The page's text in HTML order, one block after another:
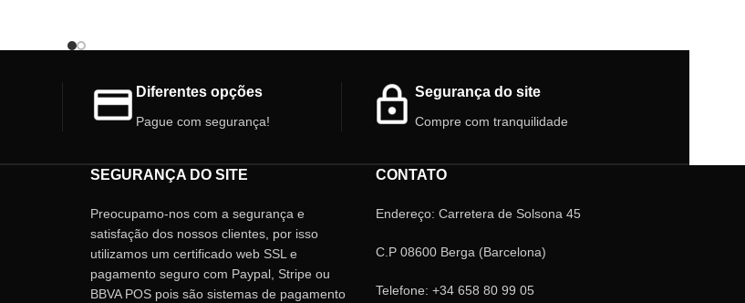
Diferentes opções
Pague com segurança!
Segurança do site
Compre com tranquilidade
SEGURANÇA DO SITE
Preocupamo-nos com a segurança e
satisfação dos nossos clientes, por isso
utilizamos um certificado web SSL e
pagamento seguro com Paypal, Stripe ou
BBVA POS pois são sistemas de pagamento
CONTATO
Endereço: Carretera de Solsona 45
C.P 08600 Berga (Barcelona)
Telefone: +34 658 80 99 05